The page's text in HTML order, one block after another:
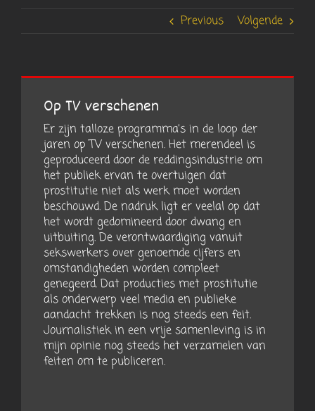
Previous Volgende
Op TV verschenen
Er zijn talloze programma’s in de loop der
jaren op TV verschenen. Het merendeel is
geproduceerd door de reddingsindustrie om
het publiek ervan te overtuigen dat
prostitutie niet als werk moet worden
beschouwd. De nadruk ligt er veelal op dat
het wordt gedomineerd door dwang en
uitbuiting. De verontwaardiging vanuit
sekswerkers over genoemde cijfers en
omstandigheden worden compleet
genegeerd. Dat producties met prostitutie
als onderwerp veel media en publieke
aandacht trekken is nog steeds een feit.
Journalistiek in een vrije samenleving is in
mijn opinie nog steeds het verzamelen van
feiten om te publiceren.